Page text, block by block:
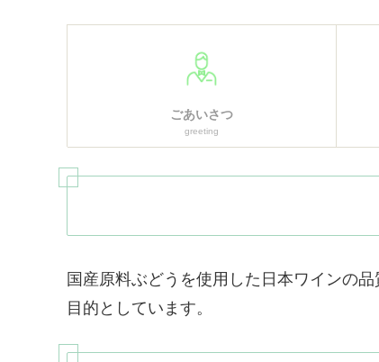
ごあいさつ
greeting
国産原料ぶどうを使用した日本ワインの
目的としています。